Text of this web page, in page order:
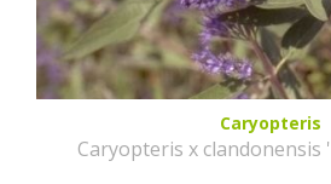
Caryopteris
Caryopteris x clandonensis